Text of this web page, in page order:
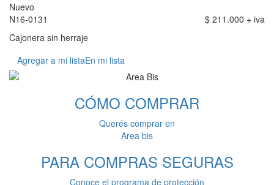
Nuevo
N16-0131
$ 211.000 + iva
Cajonera sin herraje
Agregar a mi listaEn mi lista
CÓMO COMPRAR
Querés comprar en
Area bis
PARA COMPRAS SEGURAS
Conoce el programa de protección